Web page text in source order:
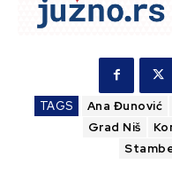
TAGS Ana Đunović
Grad Niš